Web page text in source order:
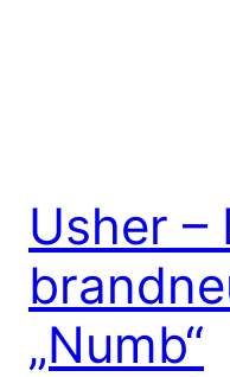
Usher –
„Numb“